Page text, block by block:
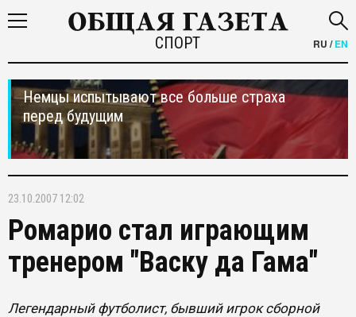
СПОРТ RU /EN
Немцы испытывают все больше страха
перед будущим
23.10.2007 12:02
Ромарио стал играющим
тренером "Васку да Гама"
Легендарный футболист, бывший игрок сборной